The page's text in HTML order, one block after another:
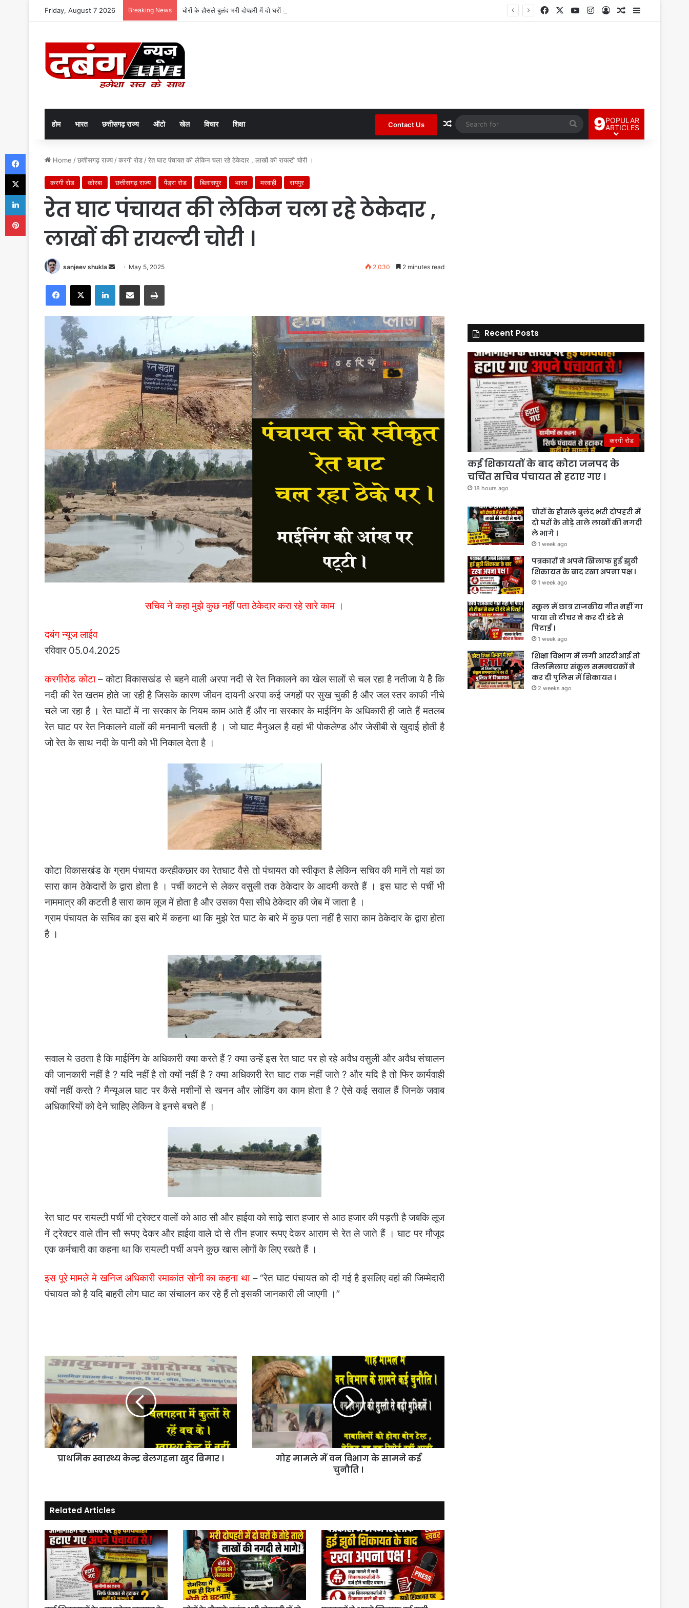
Friday, August 7 2026 Breaking News चोरों के हौसले बुलंद भरी दोपहरी में दो घरों के तोड़े ताले लाखों की नगदी ले भागे । FacebookYouTubeInstagram
Log InRandom Article
Sidebar
होम भारत छत्तीसगढ़ राज्य ऑटो खेल विचार शिक्षा Contact Us Random Article
Search
for
9POPULAR
ARTICLES
Home /छत्तीसगढ़ राज्य /करगी रोड /रेत घाट पंचायत की लेकिन चला रहे ठेकेदार , लाखों की रायल्टी चोरी ।
करगी रोड कोरबा छत्तीसगढ़ राज्य पेंड्रा रोड बिलासपुर भारत मरवाही रायपुर
रेत घाट पंचायत की लेकिन चला रहे ठेकेदार ,
लाखों की रायल्टी चोरी ।
sanjeev shukla
Send
email
May 5, 2025 2,030 2 minutes read
Facebook
X LinkedInShare via Email Print
सचिव ने कहा मुझे कुछ नहीं पता ठेकेदार करा रहे सारे काम ।
दबंग न्यूज लाईव
रविवार 05.04.2025
करगीरोड कोटा– कोटा विकासखंड से बहने वाली अरपा नदी से रेत निकालने का खेल सालों से चल रहा है नतीजा ये हेै कि
नदी की रेत खतम होते जा रही है जिसके कारण जीवन दायनी अरपा कई जगहों पर सुख चुकी है और जल स्तर काफी नीचे
चले जा रहा है । रेत घाटों में ना सरकार के नियम काम आते हैं और ना सरकार के माईनिंग के अधिकारी ही जाते हैं मतलब
रेत घाट पर रेत निकालने वालों की मनमानी चलती है । जो घाट मैनुअल है वहां भी पोकलेण्ड और जेसीबी से खुदाई होती है
जो रेत के साथ नदी के पानी को भी निकाल देता है ।
कोटा विकासखंड के ग्राम पंचायत करहीकछार का रेतघाट वैसे तो पंचायत को स्वीकृत है लेकिन सचिव की मानें तो यहां का
सारा काम ठेकेदारों के द्वारा होता है । पर्ची काटने से लेकर वसुली तक ठेकेदार के आदमी करते हैं । इस घाट से पर्ची भी
नाममात्र की कटती है सारा काम लूज में होता है और उसका पैसा सीधे ठेकेदार की जेब में जाता है ।
ग्राम पंचायत के सचिव का इस बारे में कहना था कि मुझे रेत घाट के बारे में कुछ पता नहीं है सारा काम ठेकेदार के द्वारा होता
है ।
सवाल ये उठता है कि माईनिंग के अधिकारी क्या करते हैं ? क्या उन्हें इस रेत घाट पर हो रहे अवैध वसुली और अवैध संचालन
की जानकारी नहीं है ? यदि नहीं है तो क्यों नहीं है ? क्या अधिकारी रेत घाट तक नहीं जाते ? और यदि है तो फिर कार्यवाही
क्यों नहीं करते ? मैन्यूअल घाट पर कैसे मशीनों से खनन और लोडिंग का काम होता है ? ऐसे कई सवाल हैं जिनके जवाब
अधिकारियों को देने चाहिए लेकिन वे इनसे बचते हैं ।
रेत घाट पर रायल्टी पर्ची भी ट्रेक्टर वालों को आठ सौ और हाईवा को साढ़े सात हजार से आठ हजार की पड़ती है जबकि लूज
में ट्रेक्टर वाले तीन सौ रूपए देकर और हाईवा वाले दो से तीन हजार रूपए देकर आराम से रेत ले जाते हैं ।घाट पर मौजूद
एक कर्मचारी का कहना था कि रायल्टी पर्ची अपने कुछ खास लोगों के लिए रखते हैं ।
इस पूरे मामले मे खनिज अधिकारी रमाकांत सोनी का कहना था– “रेत घाट पंचायत को दी गई है इसलिए वहां की जिम्मेदारी
पंचायत को है यदि बाहरी लोग घाट का संचालन कर रहे हैं तो इसकी जानकारी ली जाएगी ।”
प्राथमिक
केन्द्र
बेलगहना
खुद
बिमार
।
प्राथमिक स्वास्थ्य केन्द्र बेलगहना खुद बिमार ।
गोह
मामले
में
वन
विभाग
के
सामने
चुनौति
गोह मामले में वन विभाग के सामने कई
चुनौति ।
Related Articles
Recent Posts
करगी रोड
कई शिकायतों के बाद कोटा जनपद के
चर्चित सचिव पंचायत से हटाए गए ।
18 hours ago
चोरों के हौसले बुलंद भरी दोपहरी में
दो घरों के तोड़े ताले लाखों की नगदी
ले भागे ।
1 week ago
पत्रकारों ने अपने खिलाफ हुई झुठी
शिकायत के बाद रखा अपना पक्ष ।
1 week ago
स्कूल में छात्र राजकीय गीत नहीं गा
पाया तो टीचर ने कर दी डंडे से
पिटाई ।
1 week ago
शिक्षा विभाग में लगी आरटीआई तो
तिलमिलाए संकूल समन्वयकों ने
कर दी पुलिस में शिकायत ।
2 weeks ago
Facebook
X
LinkedIn
Pinterest